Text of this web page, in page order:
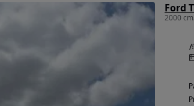
Ford
2000